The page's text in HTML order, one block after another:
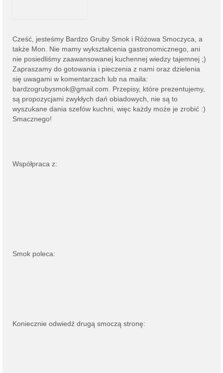
Cześć, jesteśmy Bardzo Gruby Smok i Różowa Smoczyca, a
także Mon. Nie mamy wykształcenia gastronomicznego, ani
nie posiedliśmy zaawansowanej kuchennej wiedzy tajemnej ;)
Zapraszamy do gotowania i pieczenia z nami oraz dzielenia
się uwagami w komentarzach lub na maila:
bardzogrubysmok@gmail.com. Przepisy, które prezentujemy,
są propozycjami zwykłych dań obiadowych, nie są to
wyszukane dania szefów kuchni, więc każdy może je zrobić :)
Smacznego!
Współpraca z:
Smok poleca:
Koniecznie odwiedź drugą smoczą stronę: